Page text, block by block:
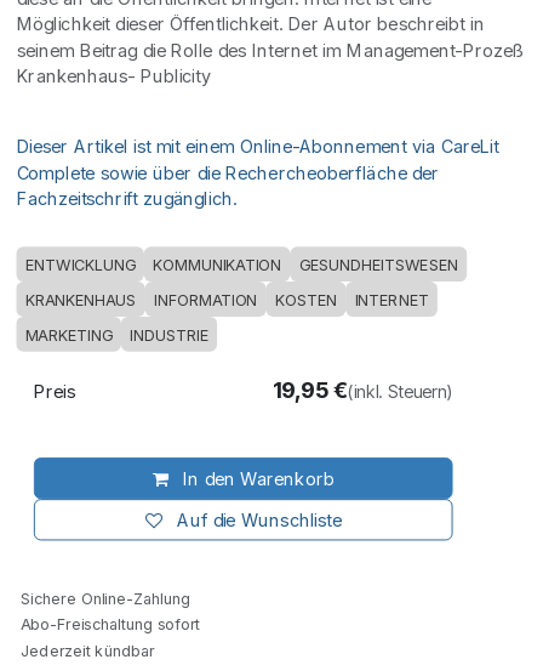
Möglichkeit dieser Öffentlichkeit. Der Autor beschreibt in
seinem Beitrag die Rolle des Internet im Management-Prozeß
Krankenhaus- Publicity
Dieser Artikel ist mit einem Online-Abonnement via CareLit
Complete sowie über die Rechercheoberfläche der
Fachzeitschrift zugänglich.
ENTWICKLUNG KOMMUNIKATION GESUNDHEITSWESEN
KRANKENHAUS INFORMATION KOSTEN
INTERNET
MARKETING
INDUSTRIE
In den Warenkorb
Auf die Wunschliste
Preis 19,95€(inkl. Steuern)
Sichere Online-Zahlung
Abo-Freischaltung sofort
Jederzeit kündbar